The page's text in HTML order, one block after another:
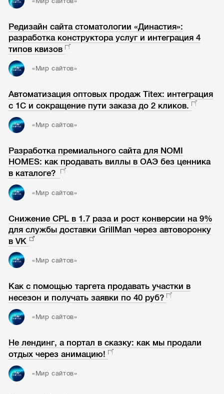
Редизайн сайта стоматологии «Династия»:
разработка конструктора услуг и интеграция 4
типов квизов
«Мир сайтов»
Автоматизация оптовых продаж Titex: интеграция
с 1С и сокращение пути заказа до 2 кликов.
«Мир сайтов»
Разработка премиального сайта для NOMI
HOMES: как продавать виллы в ОАЭ без ценника
в каталоге?
«Мир сайтов»
Снижение CPL в 1.7 раза и рост конверсии на 9%
для службы доставки GrillMan через автоворонку
в VK
«Мир сайтов»
Как с помощью таргета продавать участки в
несезон и получать заявки по 40 руб?
«Мир сайтов»
Не лендинг, а портал в сказку: как мы продали
отдых через анимацию!
«Мир сайтов»